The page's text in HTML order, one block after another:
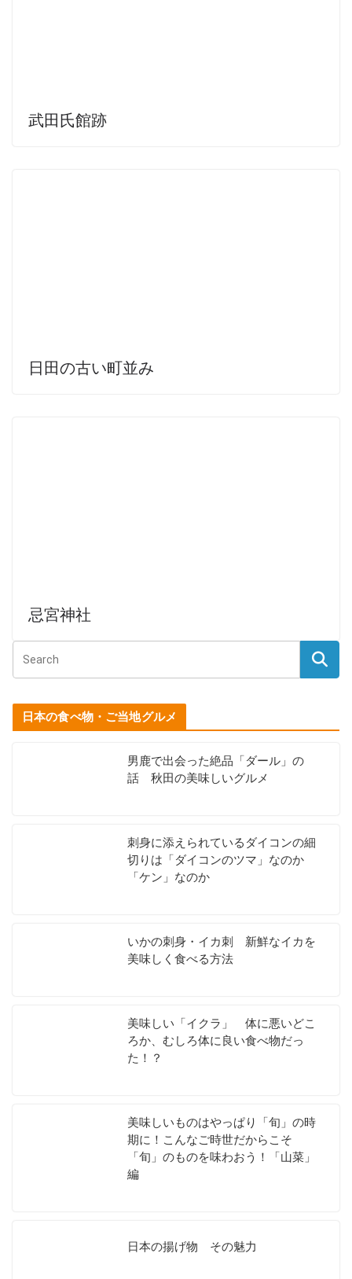
武田氏館跡
日田の古い町並み
忌宮神社
日本の食べ物・ご当地グルメ
男鹿で出会った絶品「ダール」の
話 秋田の美味しいグルメ
刺身に添えられているダイコンの細
切りは「ダイコンのツマ」なのか
「ケン」なのか
いかの刺身・イカ刺 新鮮なイカを
美味しく食べる方法
美味しい「イクラ」 体に悪いどこ
ろか、むしろ体に良い食べ物だっ
た！？
美味しいものはやっぱり「旬」の時
期に！こんなご時世だからこそ
「旬」のものを味わおう！「山菜」
編
日本の揚げ物 その魅力